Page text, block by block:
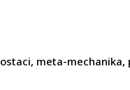
meta-mechanika,